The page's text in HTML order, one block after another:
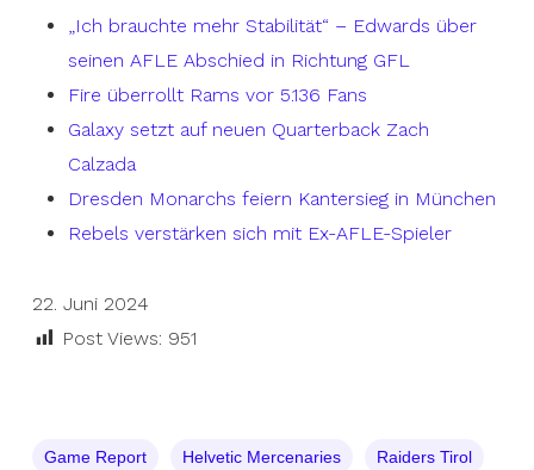
„Ich brauchte mehr Stabilität“ – Edwards über
seinen AFLE Abschied in Richtung GFL
Fire überrollt Rams vor 5.136 Fans
Galaxy setzt auf neuen Quarterback Zach
Calzada
Dresden Monarchs feiern Kantersieg in München
Rebels verstärken sich mit Ex-AFLE-Spieler
22. Juni 2024
Post Views: 951
Game Report Helvetic Mercenaries Raiders Tirol